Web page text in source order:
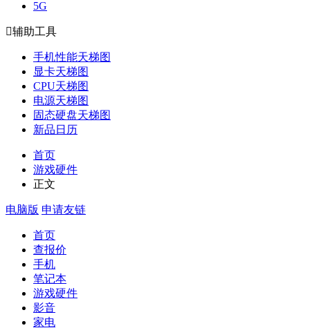
5G
辅助工具
手机性能天梯图
显卡天梯图
CPU天梯图
电源天梯图
固态硬盘天梯图
新品日历
首页
游戏硬件
正文
电脑版 申请友链
首页
查报价
手机
笔记本
游戏硬件
影音
家电